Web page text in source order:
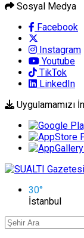
Sosyal Medya
Facebook
Instagram
Youtube
TikTok
LinkedIn
Uygulamamızı
30°
İstanbul